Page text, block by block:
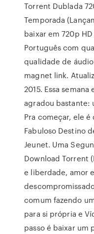
Torrent Dublada
Temporada
baixar em 720p
Português com
qualidade de
magnet link.
2015. Essa
agradou bastante:
Pra começar, ele
Fabuloso Destino
Jeunet. Uma
Download Torrent
e liberdade, amor
comum fazendo
para si própria e
passo é baixar um